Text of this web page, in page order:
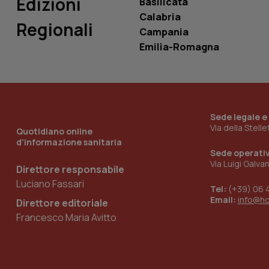
Regionali
Calabria
Campania
Emilia-Romagna
Quotidiano online
d'informazione sanitaria
Direttore responsabile
Luciano Fassari
Direttore editoriale
Francesco Maria Avitto
Sede legale
Via della
Sede
Via Luigi
Tel: (+39) 06
Email:
_ga_KM60CM4NPH
_ga_0VMQEQKQ1N